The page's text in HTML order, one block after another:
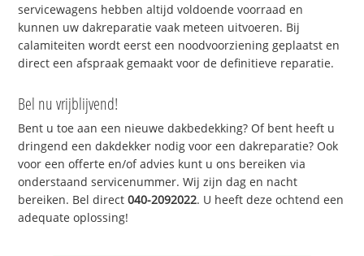
servicewagens hebben altijd voldoende voorraad en
kunnen uw dakreparatie vaak meteen uitvoeren. Bij
calamiteiten wordt eerst een noodvoorziening geplaatst en
direct een afspraak gemaakt voor de definitieve reparatie.
Bel nu vrijblijvend!
Bent u toe aan een nieuwe dakbedekking? Of bent heeft u
dringend een dakdekker nodig voor een dakreparatie? Ook
voor een offerte en/of advies kunt u ons bereiken via
onderstaand servicenummer. Wij zijn dag en nacht
bereiken. Bel direct040-2092022. U heeft deze ochtend een
adequate oplossing!